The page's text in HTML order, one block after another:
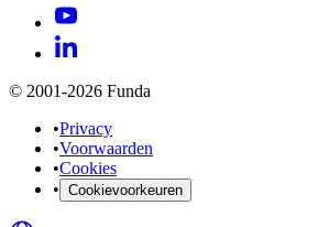
© 2001-2026 Funda
•Privacy
•Voorwaarden
•Cookies
• Cookievoorkeuren